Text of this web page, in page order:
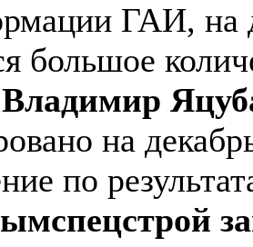
ГАИ, на
большое
Владимир
на
по